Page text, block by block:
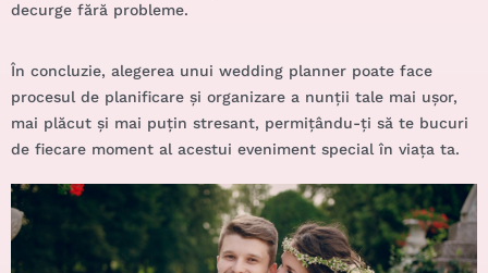
decurge fără probleme.
În concluzie, alegerea unui wedding planner poate face
procesul de planificare și organizare a nunții tale mai ușor,
mai plăcut și mai puțin stresant, permițându-ți să te bucuri
de fiecare moment al acestui eveniment special în viața ta.